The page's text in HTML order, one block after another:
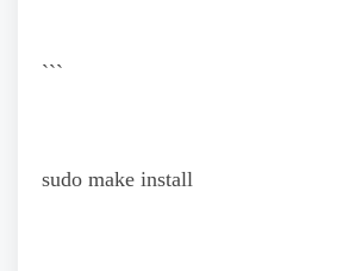
```
sudo make install